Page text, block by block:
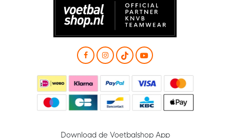
Download de Voetbalshop App